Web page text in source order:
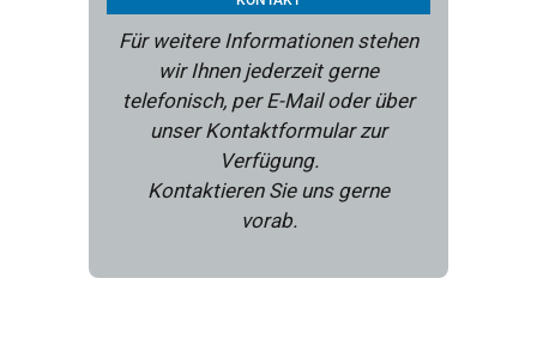
Für weitere Informationen stehen
wir Ihnen jederzeit gerne
telefonisch, per E-Mail oder über
unser Kontaktformular zur
Verfügung.
Kontaktieren Sie uns gerne
vorab.